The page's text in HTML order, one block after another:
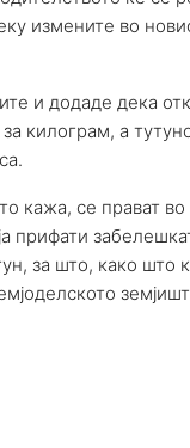
измените во
и додаде дека
килограм, а
кажа, се прават во
прифати
за што, како што